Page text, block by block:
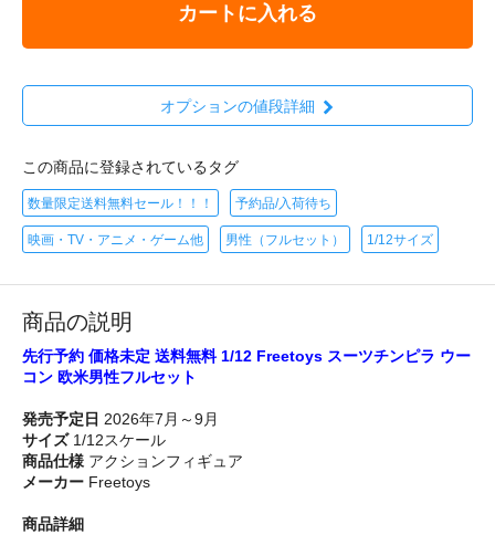
カートに入れる
オプションの値段詳細
この商品に登録されているタグ
数量限定送料無料セール！！！ 予約品/入荷待ち
映画・TV・アニメ・ゲーム他 男性（フルセット） 1/12サイズ
商品の説明
先行予約 価格未定 送料無料 1/12 Freetoys スーツチンピラ ウー
コン 欧米男性フルセット
発売予定日 2026年7月～9月
サイズ1/12スケール
商品仕様 アクションフィギュア
メーカー Freetoys
商品詳細